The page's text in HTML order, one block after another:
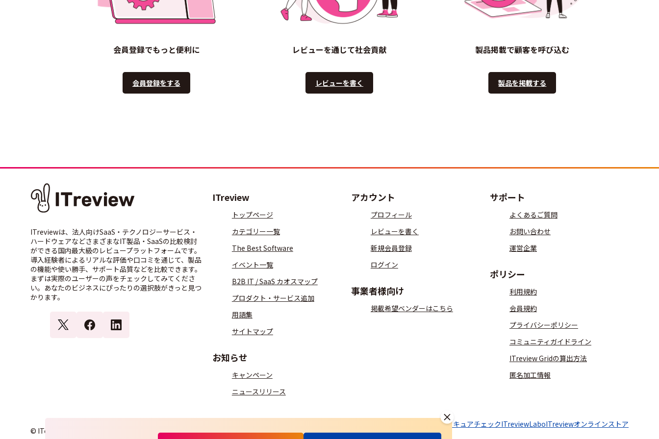
会員登録でもっと便利に
会員登録をする
レビューを通じて社会貢献
レビューを書く
製品掲載で顧客を呼び込む
製品を掲載する
ITreviewは、法人向けSaaS・テクノロジーサービス・
ハードウェアなどさまざまなIT製品・SaaSの比較検討
ができる国内最大級のレビュープラットフォームです。
導入経験者によるリアルな評価や口コミを通じて、製品
の機能や使い勝手、サポート品質などを比較できます。
まずは実際のユーザーの声をチェックしてみてくださ
い。あなたのビジネスにぴったりの選択肢がきっと見つ
かります。
ITreview
トップページ
カテゴリー一覧
The Best Software
イベント一覧
B2B IT / SaaS カオスマップ
プロダクト・サービス追加
用語集
サイトマップ
お知らせ
キャンペーン
ニュースリリース
アカウント
プロフィール
レビューを書く
新規会員登録
ログイン
事業者様向け
掲載希望ベンダーはこちら
サポート
よくあるご質問
お問い合わせ
運営企業
ポリシー
利用規約
会員規約
プライバシーポリシー
コミュニティガイドライン
ITreview Gridの算出方法
匿名加工情報
© ITcrowd Corp. All Rights Reserved.
SaaSセキュアチェックITreviewLaboITreviewオンラインストア